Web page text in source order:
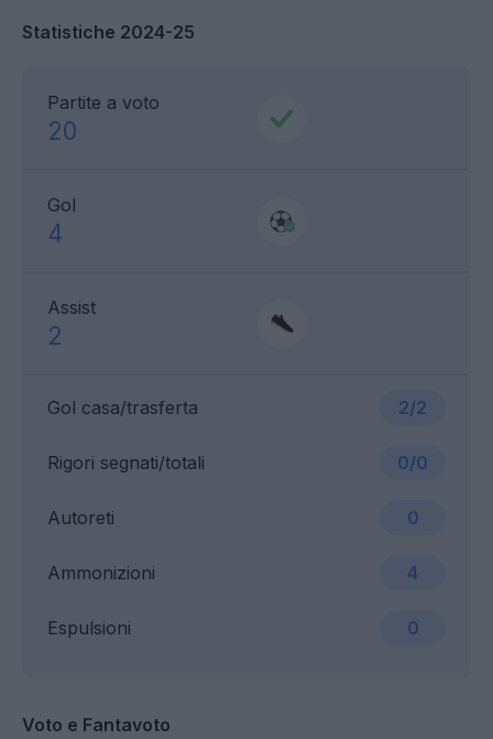
Statistiche 2024-25
Partite a voto
20
Gol
4
Assist
2
Gol casa/trasferta 2/2
Ammonizioni 4
Rigori segnati/totali 0/0
Espulsioni 0
Autoreti 0
Voto e Fantavoto